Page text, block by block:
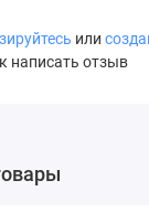
или
написать отзыв